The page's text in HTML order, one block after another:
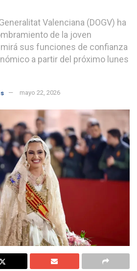
Valenciana (DOGV) ha
de la joven
sus funciones de confianza
a partir del próximo lunes
mayo 22, 2026